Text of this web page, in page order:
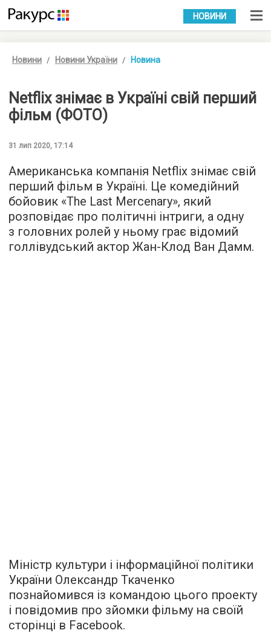
УКР РУС
НОВИНИ
Новини Новини України Новина
Netflix знімає в Україні свій перший
фільм (ФОТО)
31 лип 2020, 17:14
Американська компанія Netflix знімає свій
перший фільм в Україні. Це комедійний
бойовик «The Last Mercenary», який
розповідає про політичні інтриги, а одну
з головних ролей у ньому грає відомий
голлівудський актор Жан-Клод Ван Дамм.
Міністр культури і інформаційної політики
України Олександр Ткаченко
познайомився із командою цього проекту
і повідомив про зйомки фільму на своїй
сторінці в Facebook.